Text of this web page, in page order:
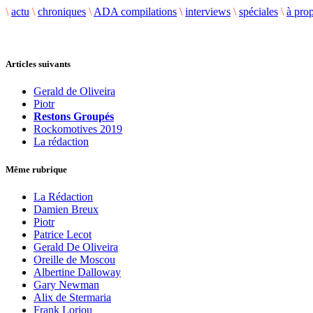
\ actu \ chroniques \ ADA compilations \ interviews \ spéciales \ à
Articles suivants
Gerald de Oliveira
Piotr
Restons Groupés
Rockomotives 2019
La rédaction
Même rubrique
La Rédaction
Damien Breux
Piotr
Patrice Lecot
Gerald De Oliveira
Oreille de Moscou
Albertine Dalloway
Gary Newman
Alix de Stermaria
Frank Loriou